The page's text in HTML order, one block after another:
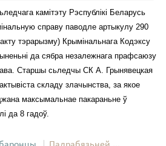
камітэту Рэспублікі Беларусь
справу паводле артыкулу 290
тэрарызму) Крымінальнага Кодэксу
да сябра незалежнага прафсаюзу
Старшы сьледчы СК А. Грынявецкая
складу злачынства, за якое
максымальнае пакараньне ў
да 8 гадоў.